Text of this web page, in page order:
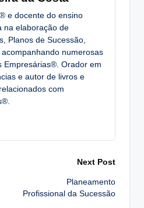
e docente do ensino
na elaboração de
Planos de Sucessão,
numerosas
Empresárias®. Orador em
e autor de livros e
com
Next Post
Planeamento
Profissional da Sucessão